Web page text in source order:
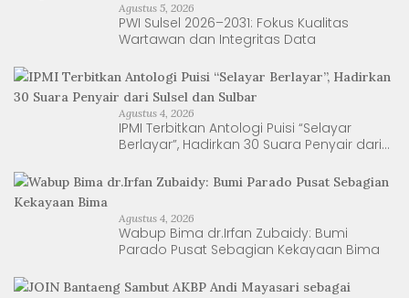
Agustus 5, 2026
PWI Sulsel 2026–2031: Fokus Kualitas
Wartawan dan Integritas Data
Agustus 4, 2026
IPMI Terbitkan Antologi Puisi “Selayar
Berlayar”, Hadirkan 30 Suara Penyair dari
Agustus 4, 2026
Wabup Bima dr.Irfan Zubaidy: Bumi
Parado Pusat Sebagian Kekayaan Bima